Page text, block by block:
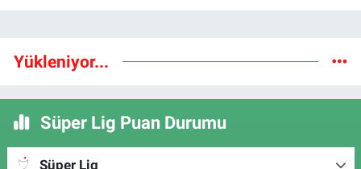
Yükleniyor...
Süper Lig Puan Durumu
Süper Lig